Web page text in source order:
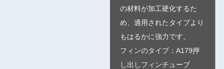
の材料が加工硬化するた
め、適用されたタイプより
もはるかに強力です。
フィンのタイプ：A179押
し出しフィンチューブ